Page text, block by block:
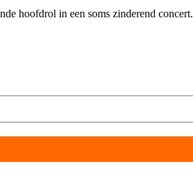
hoofdrol in een soms zinderend concert.